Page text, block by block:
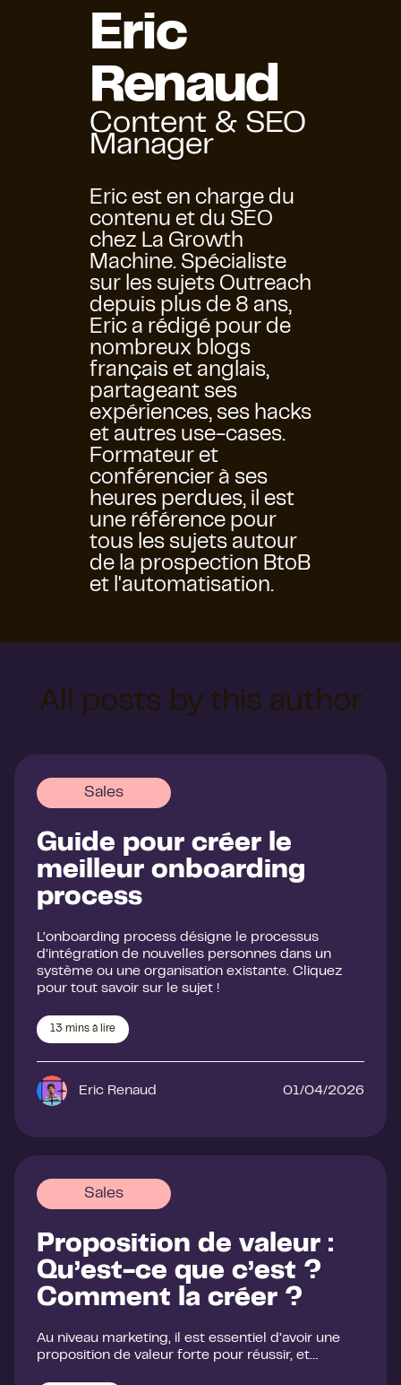
Eric
Renaud
Content & SEO
Manager
Eric est en charge du
contenu et du SEO
chez La Growth
Machine. Spécialiste
sur les sujets Outreach
depuis plus de 8 ans,
Eric a rédigé pour de
nombreux blogs
français et anglais,
partageant ses
expériences, ses hacks
et autres use-cases.
Formateur et
conférencier à ses
heures perdues, il est
une référence pour
tous les sujets autour
de la prospection BtoB
et l'automatisation.
All posts by this author
Sales
Guide pour créer le
meilleur onboarding
process
L’onboarding process désigne le processus
d’intégration de nouvelles personnes dans un
système ou une organisation existante. Cliquez
pour tout savoir sur le sujet !
13 mins à lire
Eric Renaud 01/04/2026
Sales
Proposition de valeur :
Qu’est-ce que c’est ?
Comment la créer ?
Au niveau marketing, il est essentiel d’avoir une
proposition de valeur forte pour réussir, et…